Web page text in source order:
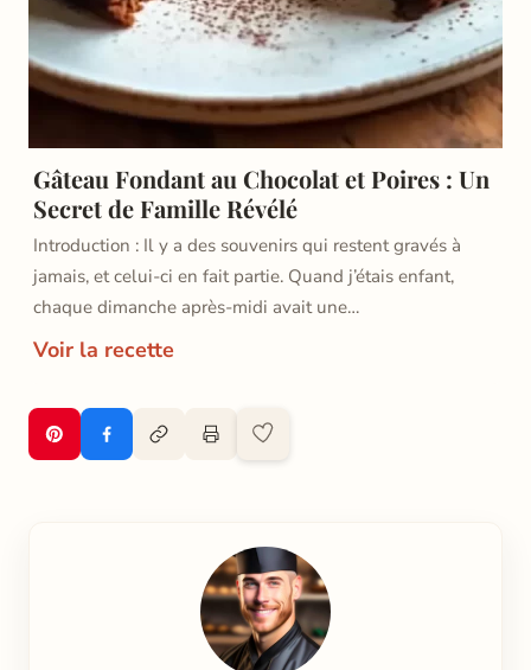
Gâteau Fondant au Chocolat et Poires : Un
Secret de Famille Révélé
Introduction : Il y a des souvenirs qui restent gravés à
jamais, et celui-ci en fait partie. Quand j’étais enfant,
chaque dimanche après-midi avait une…
Voir la recette